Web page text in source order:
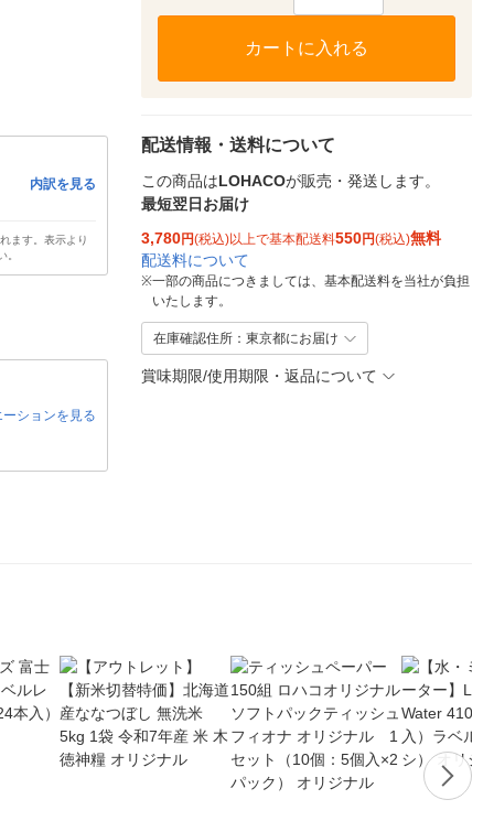
内訳を見る
ます。表示より
。
ションを見る
カートに入れる
配送情報・送料について
この商品はLOHACOが販売・発送します。
最短翌日お届け
3,780円(税込)以上で基本配送料550円(税込)無料
配送料について
※一部の商品につきましては、基本配送料を当社が負担
いたします。
在庫確認住所：東京都にお届け
賞味期限/使用期限・返品について